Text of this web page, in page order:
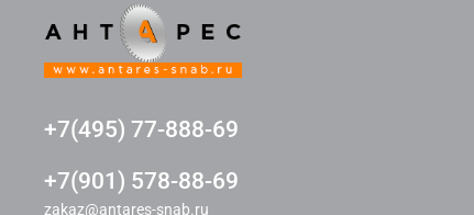
+7(495) 77-888-69
+7(901) 578-88-69
zakaz@antares-snab.ru